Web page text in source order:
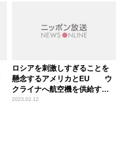
ロシアを刺激しすぎることを
懸念するアメリカとEU ウ
クライナへ航空機を供給する
か否かの「本格的な議論」は
2023.02.12